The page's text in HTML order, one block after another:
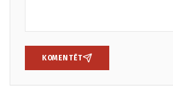
KOMENTĒT